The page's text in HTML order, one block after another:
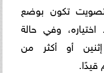
تكون بوضع
اختياره، وفي حالة
أو أكثر من
قيدًا.